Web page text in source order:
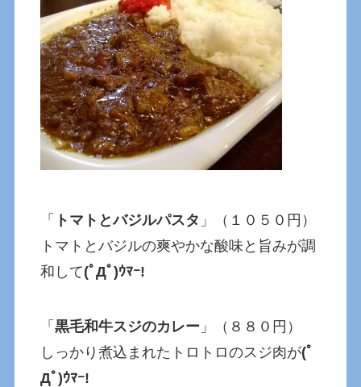
「 トマトとバジルパスタ 」（１０５０円）
トマトとバジルの爽やかな酸味と旨みが調
和して(ﾟДﾟ)ｳﾏｰ!
「黒毛和牛スジのカレー 」（８８０円）
しっかり煮込まれたトロトロのスジ肉が(ﾟ
Дﾟ)ｳﾏｰ!